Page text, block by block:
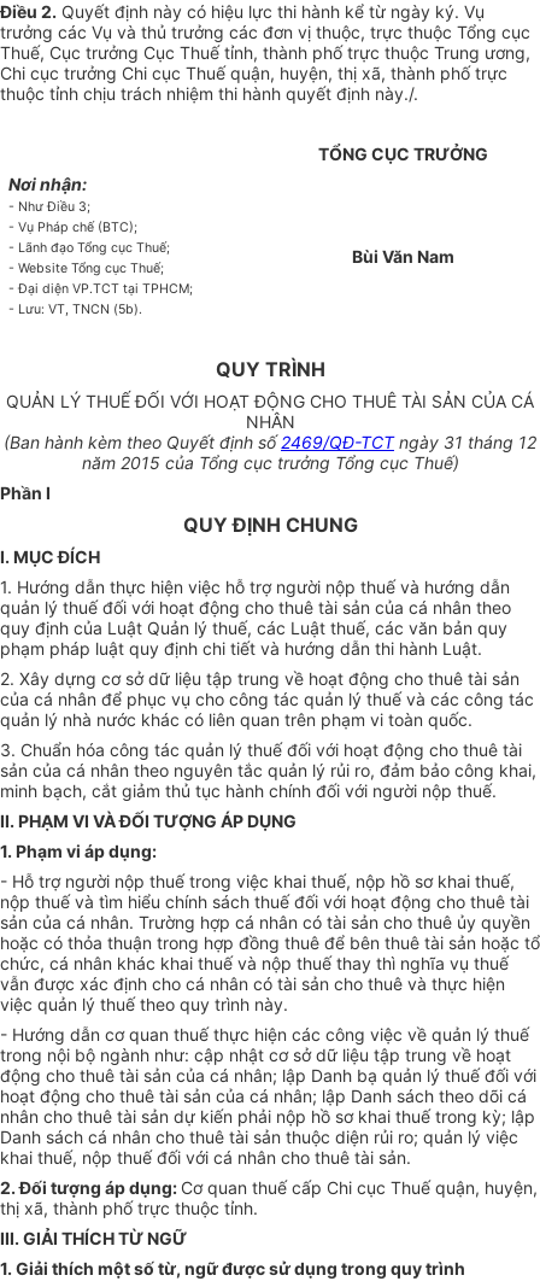
Điều 2. Quyết định này có hiệu lực thi hành kể từ ngày ký. Vụ
trưởng các Vụ và thủ trưởng các đơn vị thuộc, trực thuộc Tổng cục
Thuế, Cục trưởng Cục Thuế tỉnh, thành phố trực thuộc Trung ương,
Chi cục trưởng Chi cục Thuế quận, huyện, thị xã, thành phố trực
thuộc tỉnh chịu trách nhiệm thi hành quyết định này./.
Nơi nhận:
- Như Điều 3;
- Vụ Pháp chế (BTC);
- Lãnh đạo Tổng cục Thuế;
-Website Tổng cục Thuế;
- Đại diện VP.TCT tại TPHCM;
- Lưu: VT, TNCN (5b).
TỔNG CỤC TRƯỞNG
Bùi Văn Nam
QUY TRÌNH
QUẢN LÝ THUẾ ĐỐI VỚI HOẠT ĐỘNG CHO THUÊ TÀI SẢN CỦA CÁ
NHÂN
(Ban hành kèm theo Quyết định số2469/QĐ-TCTngày 31 tháng 12
năm 2015 của Tổng cục trưởng Tổng cục Thuế)
Phần I
QUY ĐỊNH CHUNG
I. MỤC ĐÍCH
1. Hướng dẫn thực hiện việc hỗ trợ người nộp thuế và hướng dẫn
quản lý thuế đối với hoạt động cho thuê tài sản của cá nhân theo
quy định của Luật Quản lý thuế, các Luật thuế, các văn bản quy
phạm pháp luật quy định chi tiết và hướng dẫn thi hành Luật.
2. Xây dựng cơ sở dữ liệu tập trung về hoạt động cho thuê tài sản
của cá nhân để phục vụ cho công tác quản lý thuếvà các công tác
quản lý nhà nước khác có liên quan trên phạm vi toàn quốc.
3. Chuẩn hóa công tác quản lý thuế đối với hoạt động cho thuê tài
sản của cá nhân theo nguyên tắc quản lý rủi ro, đảm bảo công khai,
minh bạch, cắt giảm thủ tục hành chính đối với người nộp thuế.
II. PHẠM VI VÀ ĐỐI TƯỢNG ÁP DỤNG
1. Phạm vi áp dụng:
- Hỗ trợ người nộp thuế trong việc khai thuế, nộp hồ sơ khai thuế,
nộp thuế và tìm hiểu chính sách thuế đối với hoạt động cho thuê tài
sản của cá nhân. Trường hợp cá nhân có tài sản cho thuê ủy quyền
hoặc có thỏa thuận trong hợp đồng thuê để bên thuê tài sản hoặc tổ
chức, cá nhân khác khai thuế và nộp thuế thay thì nghĩa vụ thuế
vẫn được xác định cho cá nhân có tài sản cho thuê và thực hiện
việc quản lý thuế theo quy trình này.
- Hướng dẫn cơ quan thuế thực hiện các công việc về quản lý thuế
trong nội bộ ngành như: cập nhật cơ sở dữ liệu tập trung về hoạt
động cho thuê tài sản của cá nhân; lập Danh bạ quản lý thuế đối với
hoạt động cho thuê tài sản của cá nhân; lập Danh sách theo dõi cá
nhân cho thuê tài sản dự kiến phải nộp hồ sơ khai thuế trong kỳ; lập
Danh sách cá nhân cho thuê tài sản thuộc diện rủi ro; quản lý việc
khai thuế, nộp thuế đối với cá nhân cho thuê tài sản.
2. Đối tượng áp dụng: Cơ quan thuế cấp Chi cục Thuế quận, huyện,
thị xã, thành phố trực thuộc tỉnh.
III. GIẢI THÍCH TỪ NGỮ
1. Giải thích một số từ, ngữ được sử dụng trong quy trình